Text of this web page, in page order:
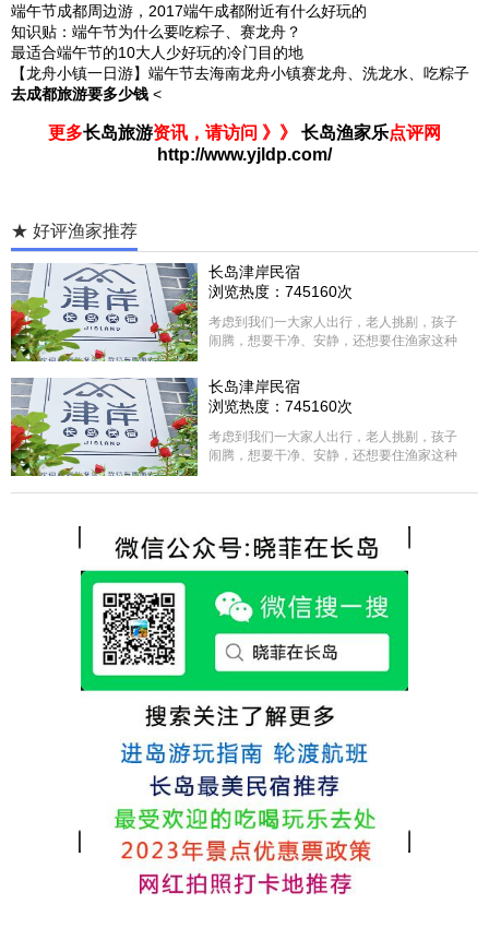
端午节成都周边游，2017端午成都附近有什么好玩的
知识贴：端午节为什么要吃粽子、赛龙舟？
最适合端午节的10大人少好玩的冷门目的地
【龙舟小镇一日游】端午节去海南龙舟小镇赛龙舟、洗龙水、吃粽子
去成都旅游要多少钱 <
更多长岛旅游资讯，请访问 》》 长岛渔家乐点评网
http://www.yjldp.com/
★ 好评渔家推荐
长岛津岸民宿
浏览热度：745160次
考虑到我们一大家人出行，老人挑剔，孩子
闹腾，想要干净、安静，还想要住渔家这种
选择津岸民宿，实际体验客房很干净，饭菜
方面家里老人也很满意，整体饭菜给搭配的
很好，每顿饭也不重样的，海鲜确实是非常
的新鲜呢，另外值得一提的是，他家的海菜
包子非常好吃。 其实长岛可选的酒店、民宿
各不相同，可以根据自己的喜好选择。非常
热情，能根据我提出的需求来安排房间，这
点很好。
长岛津岸民宿
浏览热度：745160次
考虑到我们一大家人出行，老人挑剔，孩子
闹腾，想要干净、安静，还想要住渔家这种
选择津岸民宿，实际体验客房很干净，饭菜
很好，每顿饭也不重样的，海鲜确实是非常
的新鲜呢，另外值得一提的是，他家的海菜
包子非常好吃。 其实长岛可选的酒店、民宿
各不相同，可以根据自己的喜好选择。非常
推荐津岸民宿，关键是老板娘晓菲很细心、
热情，能根据我提出的需求来安排房间，这
点很好。